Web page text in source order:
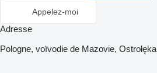
Appelez-moi
Adresse
Pologne, voïvodie de Mazovie, Ostrołęka